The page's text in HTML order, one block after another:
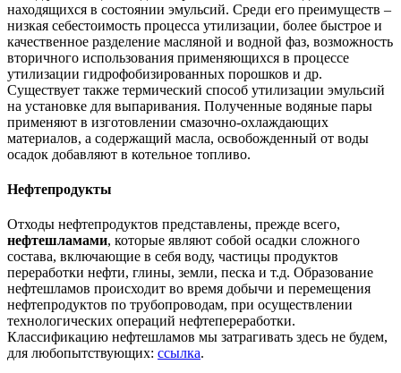
находящихся в состоянии эмульсий. Среди его преимуществ –
низкая себестоимость процесса утилизации, более быстрое и
качественное разделение масляной и водной фаз, возможность
вторичного использования применяющихся в процессе
утилизации гидрофобизированных порошков и др.
Существует также термический способ утилизации эмульсий
на установке для выпаривания. Полученные водяные пары
применяют в изготовлении смазочно-охлаждающих
материалов, а содержащий масла, освобожденный от воды
осадок добавляют в котельное топливо.
Нефтепродукты
Отходы нефтепродуктов представлены, прежде всего,
нефтешламами, которые являют собой осадки сложного
состава, включающие в себя воду, частицы продуктов
переработки нефти, глины, земли, песка и т.д. Образование
нефтешламов происходит во время добычи и перемещения
нефтепродуктов по трубопроводам, при осуществлении
технологических операций нефтепереработки.
Классификацию нефтешламов мы затрагивать здесь не будем,
для любопытствующих: ссылка.